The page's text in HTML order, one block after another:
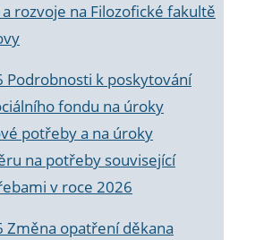
rozvoje na Filozofické fakultě
Podrobnosti k poskytování
fondu na úroky
potřeby a na úroky
na potřeby související
v roce 2026
Změna opatření děkana